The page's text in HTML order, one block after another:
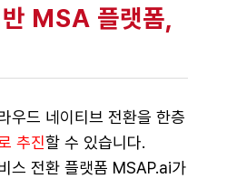
MSA 플랫폼,
우드 네이티브 전환을 한층
추진할 수 있습니다.
스 전환 플랫폼 MSAP.ai가